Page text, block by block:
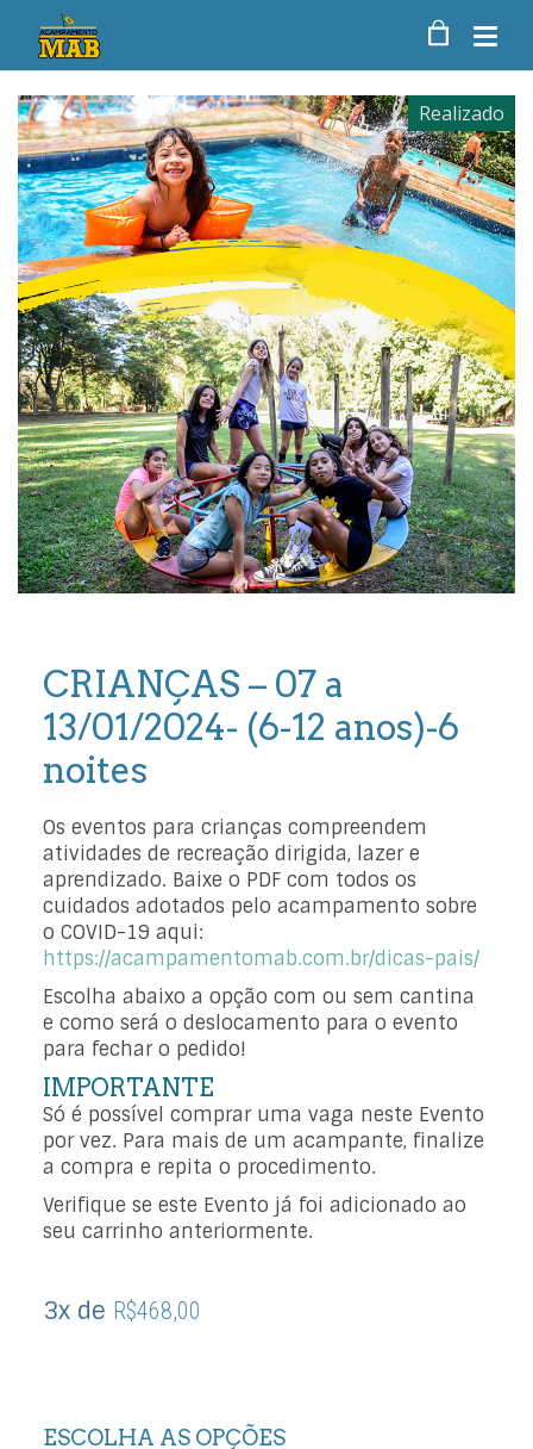
Realizado
CRIANÇAS – 07 a
13/01/2024- (6-12 anos)-6
noites
Os eventos para crianças compreendem
atividades de recreação dirigida, lazer e
aprendizado. Baixe o PDF com todos os
cuidados adotados pelo acampamento sobre
o COVID-19 aqui:
https://acampamentomab.com.br/dicas-pais/
Escolha abaixo a opção com ou sem cantina
e como será o deslocamento para o evento
para fechar o pedido!
IMPORTANTE
Só é possível comprar uma vaga neste Evento
por vez. Para mais de um acampante, finalize
a compra e repita o procedimento.
Verifique se este Evento já foi adicionado ao
seu carrinho anteriormente.
3x de R$468,00